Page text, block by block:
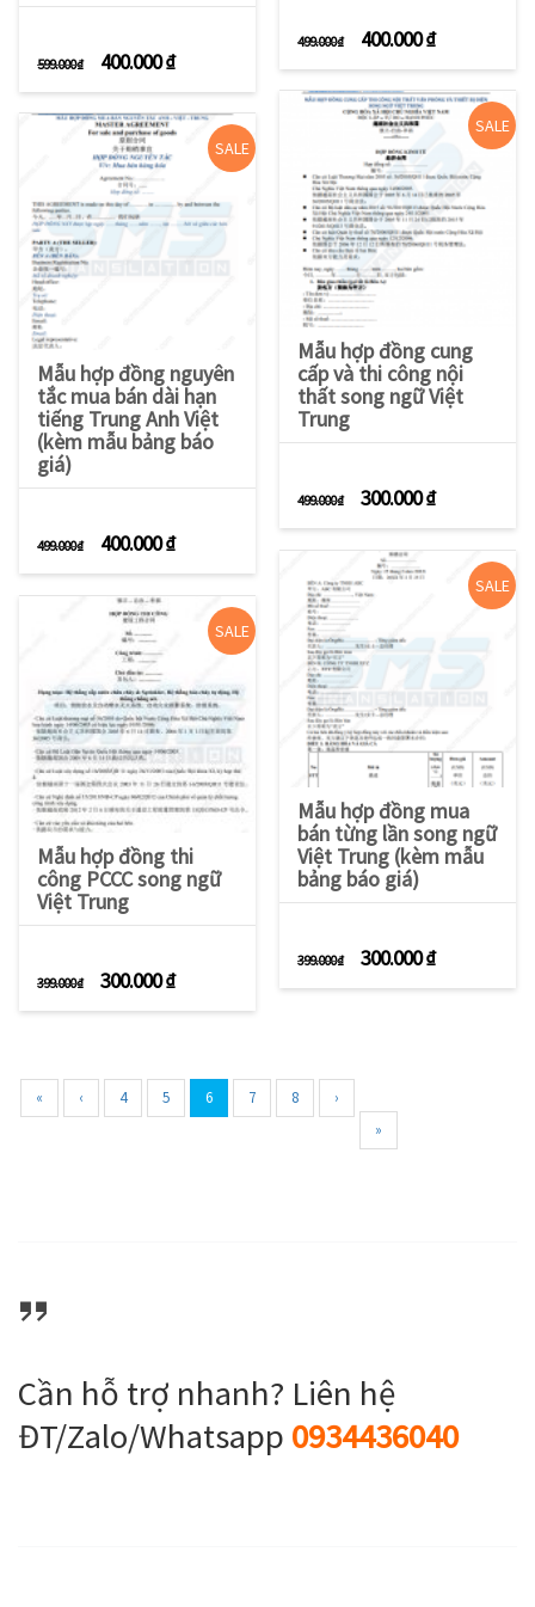
599.000₫ Giá gốc là: 599.000 ₫.
400.000₫
499.000₫ Giá gốc là: 499.000
400.000₫
Mẫu hợp đồng cung
cấp và thi công nội
thất song ngữ Việt
Trung
499.000₫ Giá gốc là: 499.000
300.000₫
SALE
Mẫu hợp đồng nguyên
tắc mua bán dài hạn
tiếng Trung Anh Việt
(kèm mẫu bảng báo
giá)
499.000₫ Giá gốc là: 499.000 ₫.
400.000₫
SALE
Mẫu hợp đồng mua
bán từng lần song ngữ
Việt Trung (kèm mẫu
bảng báo giá)
399.000₫ Giá gốc là: 399.000
300.000₫
SALE
Mẫu hợp đồng thi
công PCCC song ngữ
Việt Trung
399.000₫ Giá gốc là: 399.000 ₫.
300.000₫
SALE
« ‹ 4 5 6 7 8
›
»
Cần hỗ trợ nhanh? Liên hệ
ĐT/Zalo/Whatsapp 0934436040